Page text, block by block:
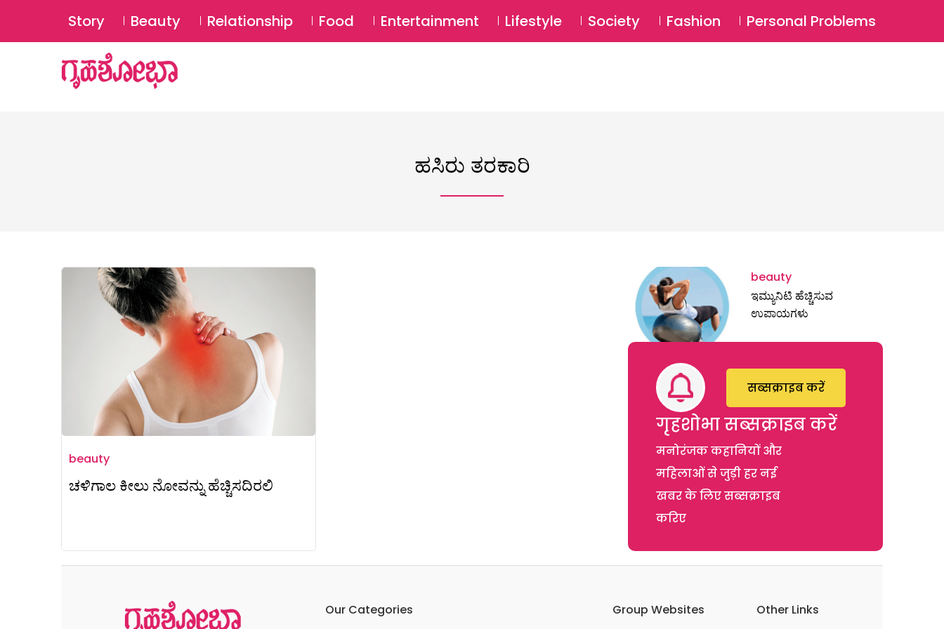
SUBSCRIBE Login ⚲
Story Beauty Relationship Food Entertainment Lifestyle Society Fashion Personal Problems
ಹಸಿರು ತರಕಾರಿ
beauty
ಚಳಿಗಾಲ ಕೀಲು ನೋವನ್ನು ಹೆಚ್ಚಿಸದಿರಲಿ
beauty
ಇಮ್ಯುನಿಟಿ ಹೆಚ್ಚಿಸುವ
ಉಪಾಯಗಳು
गृहशोभा सब्सक्राइब करें
मनोरंजक कहानियों और
महिलाओं से जुड़ी हर नई
खबर के लिए सब्सक्राइब
करिए
सब्सक्राइब करें
Our Categories Group Websites Other Links